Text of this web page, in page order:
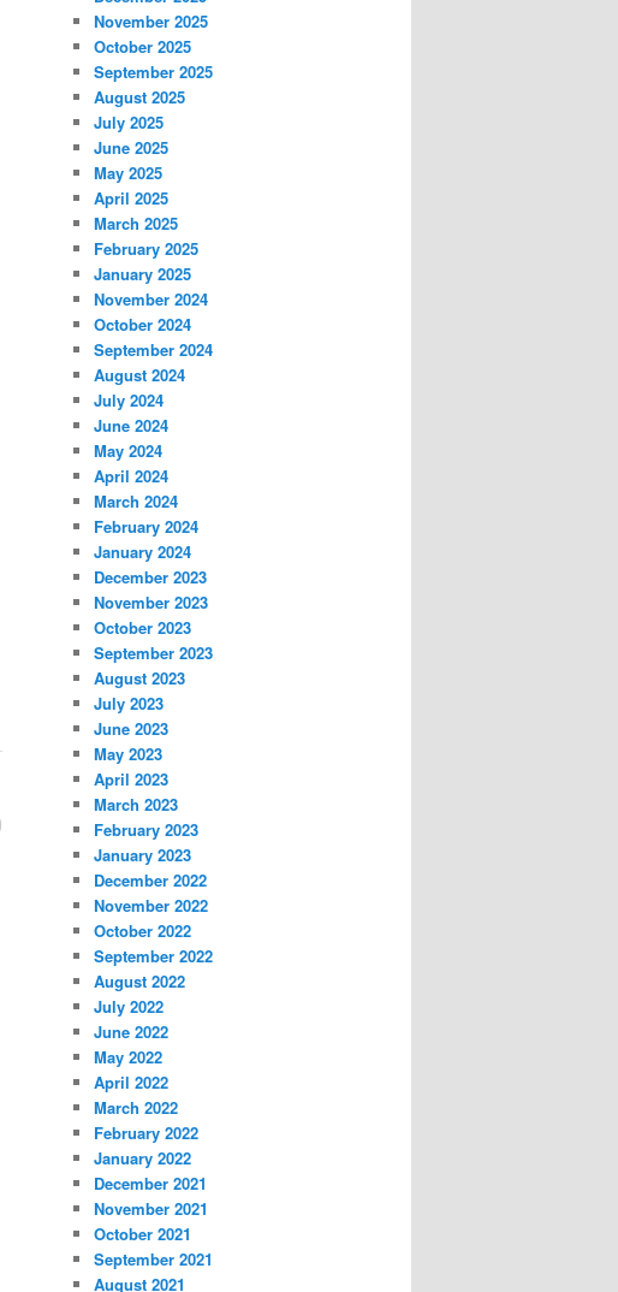
November 2025
October 2025
September 2025
August 2025
July 2025
June 2025
May 2025
April 2025
March 2025
February 2025
January 2025
November 2024
October 2024
September 2024
August 2024
July 2024
June 2024
May 2024
April 2024
March 2024
February 2024
January 2024
December 2023
November 2023
October 2023
September 2023
August 2023
July 2023
June 2023
May 2023
April 2023
March 2023
February 2023
January 2023
December 2022
November 2022
October 2022
September 2022
August 2022
July 2022
June 2022
May 2022
April 2022
March 2022
February 2022
January 2022
December 2021
November 2021
October 2021
September 2021
August 2021